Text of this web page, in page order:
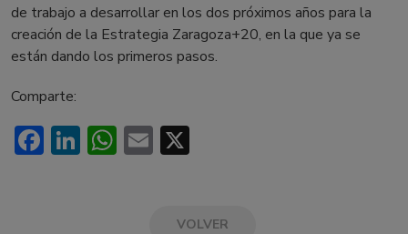
de trabajo a desarrollar en los dos próximos años para la
creación de la Estrategia Zaragoza+20, en la que ya se
están dando los primeros pasos.
Comparte:
Facebook
LinkedIn
WhatsApp
Email
VOLVER